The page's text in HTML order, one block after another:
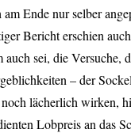
am Ende nur selber
Bericht erschien
auch sei, die Versuche,
– der
lächerlich wirken,
Lobpreis an das